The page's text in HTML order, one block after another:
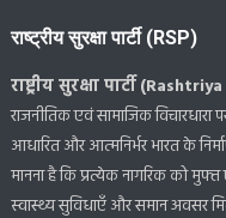
राष्ट्रीय सुरक्षा पार्टी (RSP)
राष्ट्रीय सुरक्षा पार्टी
राजनीतिक एवं सामाजिक विचारधारा
आधारित और आत्मनिर्भर भारत के
मानना है कि प्रत्येक नागरिक को
स्वास्थ्य सुविधाएँ और समान अवसर